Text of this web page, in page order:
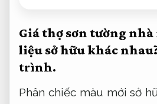
Giá thợ sơn tường nhà
liệu sở hữu khác
trình.
Phân chiếc màu mới sở